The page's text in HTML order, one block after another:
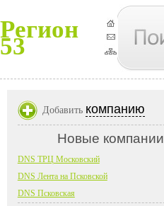
Регион
53
Добавить компанию
Новые компании
DNS ТРЦ Московский
DNS Лента на Псковской
DNS Псковская